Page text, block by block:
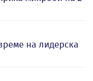
на лидерска